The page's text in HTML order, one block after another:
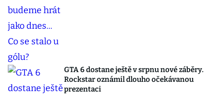
GTA 6 dostane ještě v srpnu nové záběry.
Rockstar oznámil dlouho očekávanou
prezentaci